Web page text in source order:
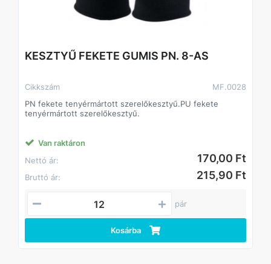
KESZTYŰ FEKETE GUMIS PN. 8-AS
Cikkszám
MF.0028
PN fekete tenyérmártott szerelőkesztyű.PU fekete
tenyérmártott szerelőkesztyű.
Van raktáron
Nettó ár:
170,00 Ft
Bruttó ár: 215,90 Ft
pár
Kosárba